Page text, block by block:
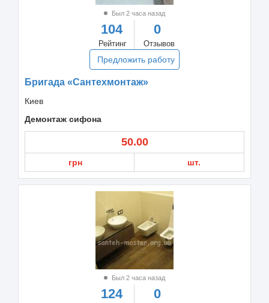
Был 2 часа назад
104
Рейтинг
0
Отзывов
Предложить работу
Бригада «Сантехмонтаж»
Киев
Демонтаж сифона
50.00
грн шт.
Был 2 часа назад
124 0